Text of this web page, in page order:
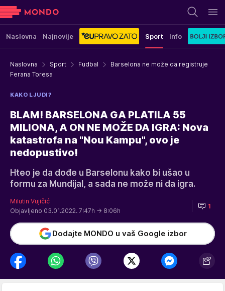
Naslovna Najnovije Sport Info
Naslovna Sport Fudbal
Barselona ne može da registruje
Ferana Toresa
KAKO LJUDI?
BLAM! BARSELONA GA PLATILA 55
MILIONA, A ON NE MOŽE DA IGRA: Nova
katastrofa na "Nou Kampu", ovo je
nedopustivo!
Hteo je da dođe u Barselonu kako bi ušao u
formu za Mundijal, a sada ne može ni da igra.
Milutin Vujičić
Objavljeno 03.01.2022. 7:47h → 8:06h
1
Dodajte MONDO u vaš Google izbor